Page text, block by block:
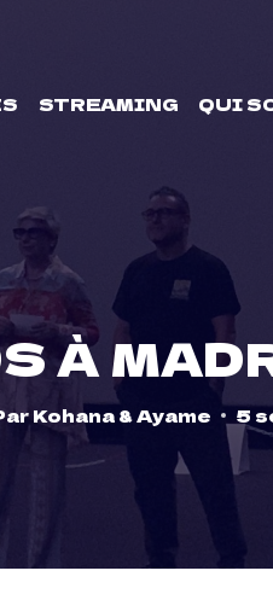
STREAMING QUI
À
Kohana & Ayame 5